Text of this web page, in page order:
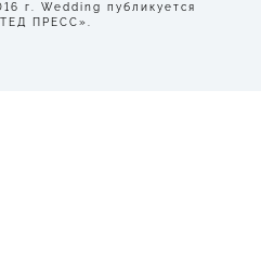
г. Wedding публикуется
ПРЕСС».